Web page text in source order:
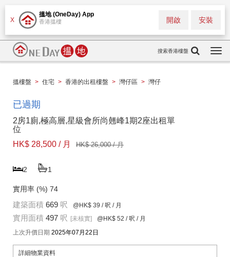
X
搵地 (OneDay) App
香港搵樓 安裝
開啟
搜索香港樓盤
搵樓盤 > 住宅 > 香港的出租樓盤 > 灣仔區 > 灣仔
已過期
2房1廁,極高層,星級會所尚翹峰1期2座出租單
位
HK$ 28,500 / 月
HK$ 26,000 / 月
2 1
實用率 (%) 74
建築面積 669 呎 @HK$ 39 / 呎 / 月
實用面積 497 呎 [未核實] @HK$ 52 / 呎 / 月
上次升價日期 2025年07月22日
詳細物業資料